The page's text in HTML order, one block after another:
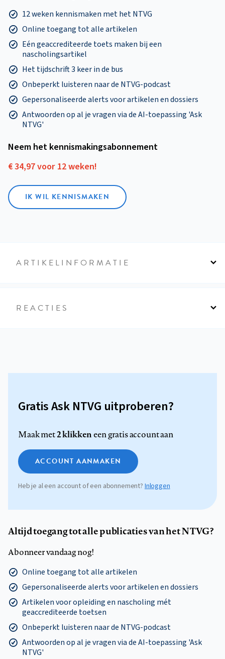
12 weken kennismaken met het NTVG
Online toegang tot alle artikelen
Eén geaccrediteerde toets maken bij een
nascholingsartikel
Het tijdschrift 3 keer in de bus
Onbeperkt luisteren naar de NTVG-podcast
Gepersonaliseerde alerts voor artikelen en dossiers
Antwoorden op al je vragen via de AI-toepassing 'Ask
NTVG'
Neem het kennismakings­abonnement
€ 34,97 voor 12 weken!
IK WIL KENNISMAKEN
ARTIKELINFORMATIE
REACTIES
Gratis Ask NTVG uitproberen?
Maak met2 klikkeneen gratis account aan
ACCOUNT AANMAKEN
Heb je al een account of een abonnement?Inloggen
Altijd toegang tot alle publicaties van het NTVG?
Abonneer vandaag nog!
Online toegang tot alle artikelen
Gepersonaliseerde alerts voor artikelen en dossiers
Artikelen voor opleiding en nascholing mét
geaccrediteerde toetsen
Onbeperkt luisteren naar de NTVG-podcast
Antwoorden op al je vragen via de AI-toepassing 'Ask
NTVG'